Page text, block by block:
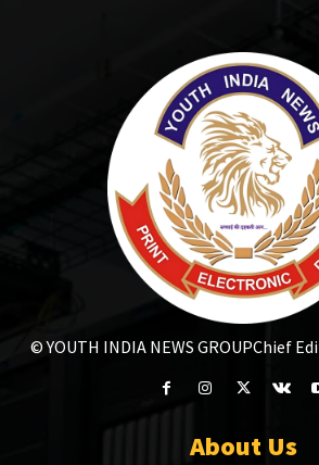
© YOUTH INDIA NEWS GROUPChief
About Us